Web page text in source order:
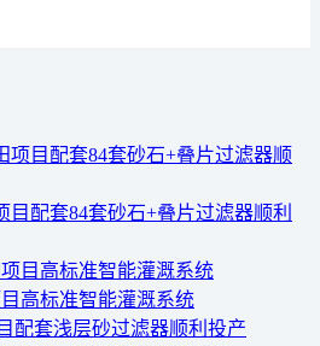
配套84套砂石+叠片过滤器顺利
高标准智能灌溉系统